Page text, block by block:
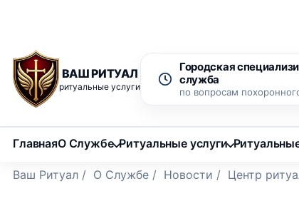
ВАШ РИТУАЛ
ритуальные услуги
Городская
служба
по вопросам
ГлавнаяО Службе Ритуальные услуги
Ваш Ритуал / О Службе / Новости / Центр